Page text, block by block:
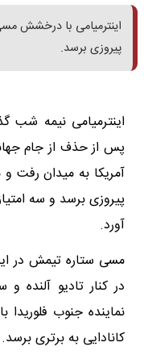
پیروزی برسد.
اینترمیامی نیمه شب
پیروزی برسد و سه
آورد.
مسی ستاره تیمش در
در کنار تادیو آلنده
نماینده جنوب
کانادایی به برتری برسد.